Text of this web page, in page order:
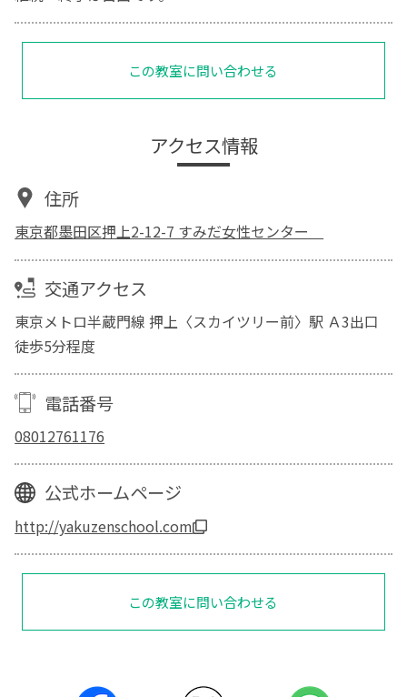
この教室に問い合わせる
アクセス情報
住所
東京都墨田区押上2-12-7 すみだ女性センター
交通アクセス
東京メトロ半蔵門線 押上〈スカイツリー前〉駅 Ａ3出口
徒歩5分程度
電話番号
08012761176
公式ホームページ
http://yakuzenschool.com
この教室に問い合わせる